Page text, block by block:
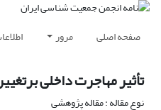
صفحه اصلی مرور
تأثیر مهاجرت داخلی برتغییرات
نوع مقاله : مقاله پژوهشی